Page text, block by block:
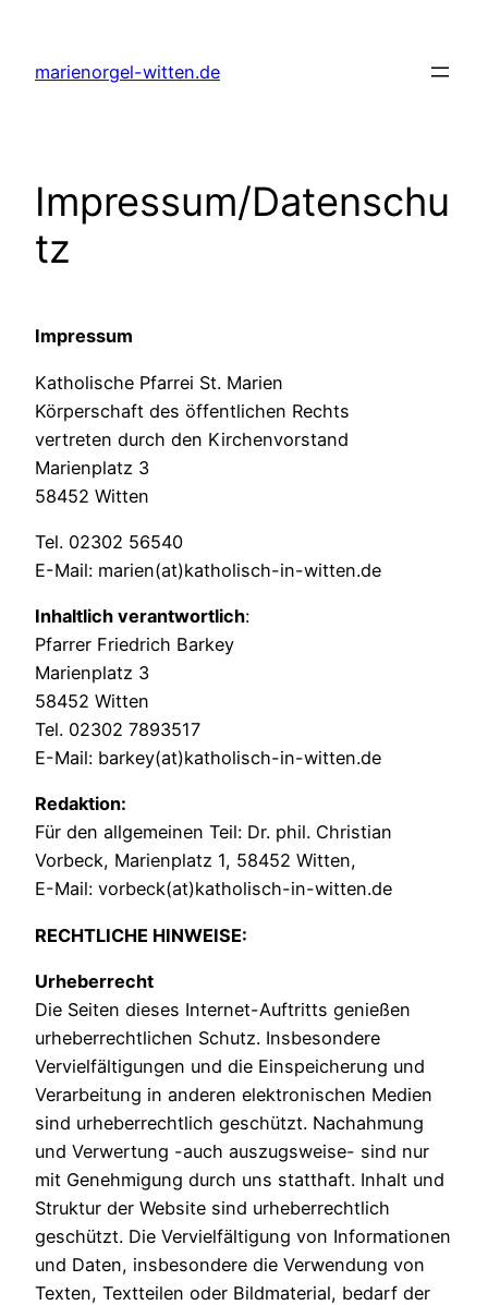
content
marienorgel-witten.de
Impressum/Datenschu
tz
Impressum
Katholische Pfarrei St. Marien
Körperschaft des öffentlichen Rechts
vertreten durch den Kirchenvorstand
Marienplatz 3
58452 Witten
Tel. 02302 56540
E-Mail: marien(at)katholisch-in-witten.de
Inhaltlich verantwortlich:
Pfarrer Friedrich Barkey
Marienplatz 3
58452 Witten
Tel. 02302 7893517
E-Mail: barkey(at)katholisch-in-witten.de
Redaktion:
Für den allgemeinen Teil: Dr. phil. Christian
Vorbeck, Marienplatz 1, 58452 Witten,
E-Mail: vorbeck(at)katholisch-in-witten.de
RECHTLICHE HINWEISE:
Urheberrecht
Die Seiten dieses Internet-Auftritts genießen
urheberrechtlichen Schutz. Insbesondere
Vervielfältigungen und die Einspeicherung und
Verarbeitung in anderen elektronischen Medien
sind urheberrechtlich geschützt. Nachahmung
und Verwertung -auch auszugsweise- sind nur
mit Genehmigung durch uns statthaft. Inhalt und
Struktur der Website sind urheberrechtlich
geschützt. Die Vervielfältigung von Informationen
und Daten, insbesondere die Verwendung von
Texten, Textteilen oder Bildmaterial, bedarf der